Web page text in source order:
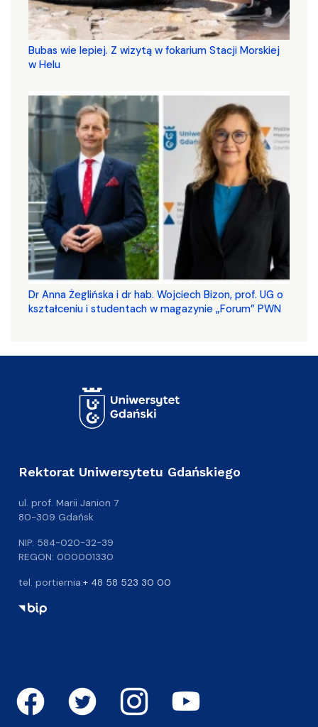
Bubas wie lepiej. Z wizytą w fokarium Stacji Morskiej
w Helu
​​​​​​​Dr Anna Żeglińska i dr hab. Wojciech Bizon, prof. UG o
kształceniu i studentach w magazynie „Forum” PWN
Rektorat Uniwersytetu Gdańskiego
ul. prof. Marii Janion 7
80-309 Gdańsk
NIP: 584-020-32-39
REGON: 000001330
tel. portiernia:+ 48 58 523 30 00